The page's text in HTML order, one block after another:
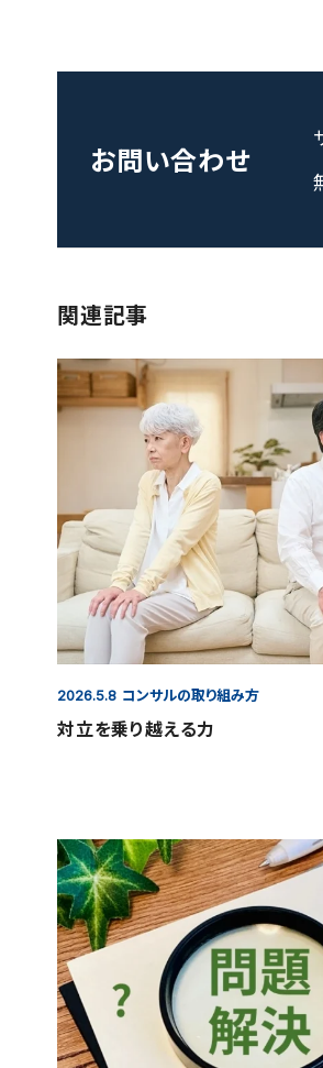
お問い合わせ
関連記事
2026.5.8 コンサルの取り組み方
対立を乗り越える力